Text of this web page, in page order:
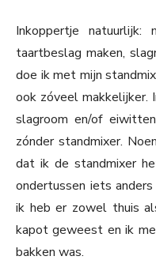
Inkoppertje natuurlijk:
taartbeslag maken,
doe ik met mijn
ook zóveel makkelijker.
slagroom en/of
zónder standmixer.
dat ik de standmixer
ondertussen iets
ik heb er zowel thuis
kapot geweest en ik
bakken was.